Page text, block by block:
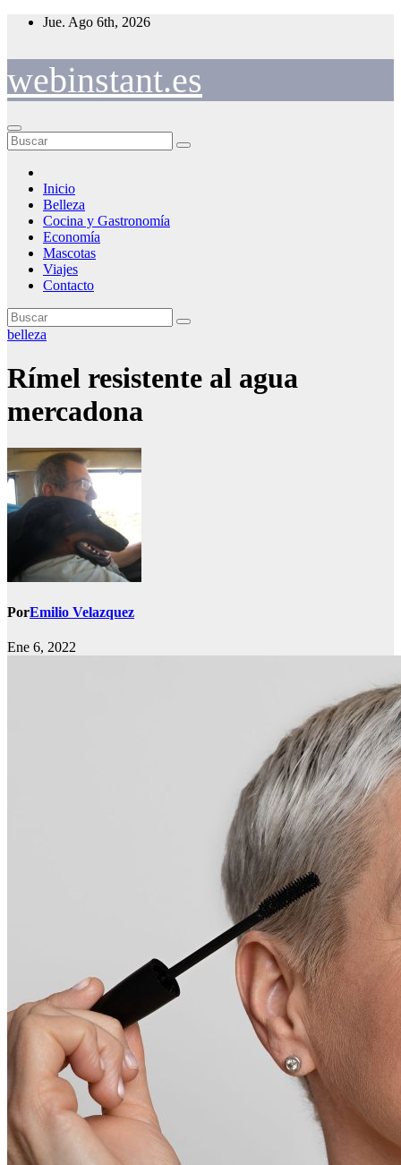
Saltar
Jue. Ago 6th, 2026
webinstant.es
Inicio
Belleza
Cocina y Gastronomía
Economía
Mascotas
Viajes
Contacto
belleza
Rímel resistente al agua
mercadona
PorEmilio Velazquez
Ene 6, 2022